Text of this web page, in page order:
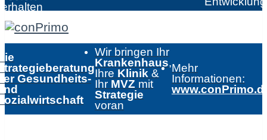
erhalten
Gesundheits-
Wir bringen Ihr
Krankenhaus,
Ihre Klinik &
Ihr MVZ mit
Strategie
voran
Mehr
Informationen: